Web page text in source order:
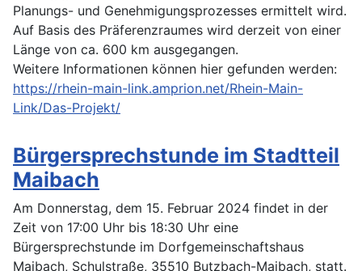
Planungs- und Genehmigungsprozesses ermittelt wird.
Auf Basis des Präferenzraumes wird derzeit von einer
Länge von ca. 600 km ausgegangen.
Weitere Informationen können hier gefunden werden:
https://rhein-main-link.amprion.net/Rhein-Main-
Link/Das-Projekt/
Bürgersprechstunde im Stadtteil
Maibach
Am Donnerstag, dem 15. Februar 2024 findet in der
Zeit von 17:00 Uhr bis 18:30 Uhr eine
Bürgersprechstunde im Dorfgemeinschaftshaus
Maibach, Schulstraße, 35510 Butzbach-Maibach, statt.